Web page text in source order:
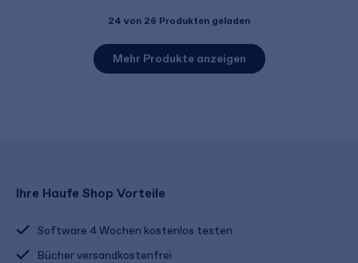
24 von 26 Produkten geladen
Mehr Produkte anzeigen
Ihre Haufe Shop Vorteile
Software 4 Wochen kostenlos testen
Bücher versandkostenfrei